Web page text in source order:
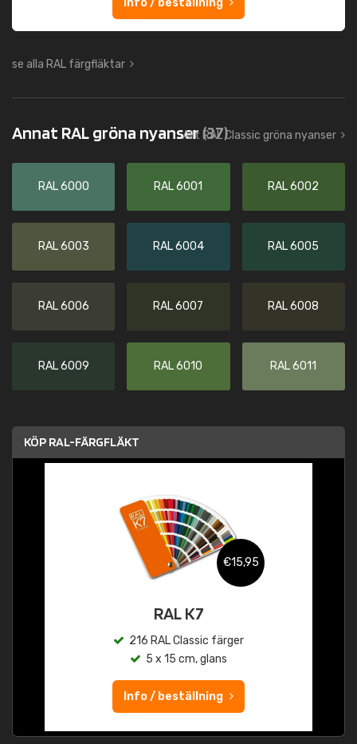
Info / beställning
se alla RAL färgfläktar
Annat RAL gröna nyanser(37)
Allt RAL Classic gröna nyanser
RAL 6000 RAL 6001 RAL 6002
RAL 6003 RAL 6004 RAL 6005
RAL 6006 RAL 6007 RAL 6008
RAL 6009 RAL 6010 RAL 6011
KÖP RAL-FÄRGFLÄKT
€15,95
RAL K7
216 RAL Classic färger
5 x 15 cm, glans
Info / beställning